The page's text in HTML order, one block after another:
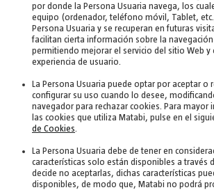
por donde la Persona Usuaria navega, los
equipo (ordenador, teléfono móvil, Tablet,
Persona Usuaria y se recuperan en futuras
facilitan cierta información sobre la
permitiendo mejorar el servicio del sitio Web y
experiencia de usuario.
La Persona Usuaria puede optar por aceptar o
configurar su uso cuando lo desee,
navegador para rechazar cookies. Para mayor
las cookies que utiliza Matabi, pulse en el
de Cookies.
La Persona Usuaria debe de tener en
características solo están disponibles a través
decide no aceptarlas, dichas características
disponibles, de modo que, Matabi no podrá